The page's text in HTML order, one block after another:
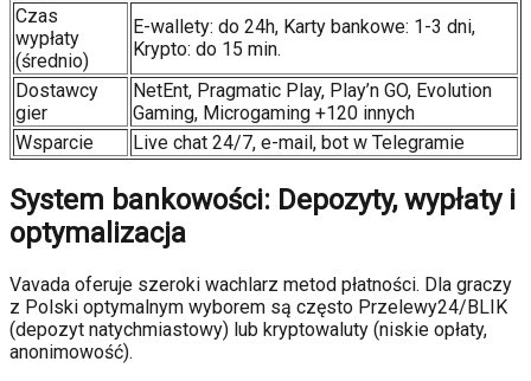
Czas
wypłaty
(średnio)
E-wallety: do 24h, Karty bankowe: 1-3 dni,
Krypto: do 15 min.
Dostawcy
gier
NetEnt, Pragmatic Play, Play’n GO, Evolution
Gaming, Microgaming +120 innych
Wsparcie
Live chat 24/7, e-mail, bot w Telegramie
System bankowości: Depozyty, wypłaty i
optymalizacja
Vavada oferuje szeroki wachlarz metod płatności. Dla graczy
z Polski optymalnym wyborem są często Przelewy24/BLIK
(depozyt natychmiastowy) lub kryptowaluty (niskie opłaty,
anonimowość).